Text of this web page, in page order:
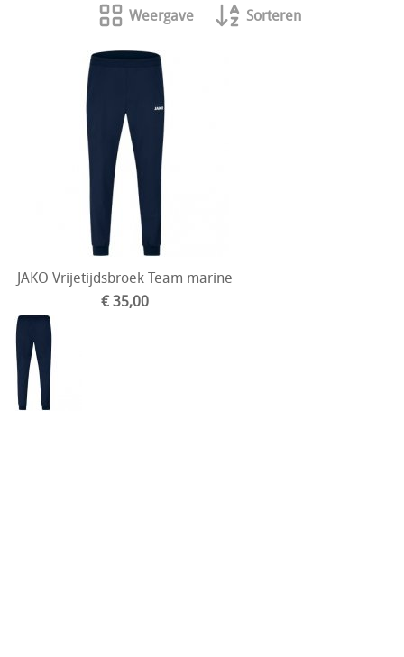
Weergave Sorteren
JAKO Vrijetijdsbroek Team marine
€ 35,00